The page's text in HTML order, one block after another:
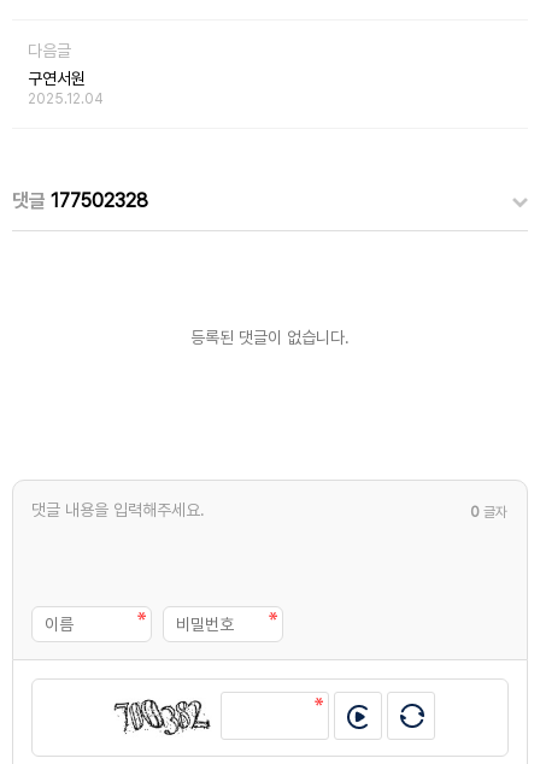
다음글
구연서원
2025.12.04
댓글 177502328
등록된 댓글이 없습니다.
0 글자